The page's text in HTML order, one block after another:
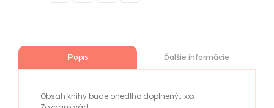
Popis Ďalšie informácie
Obsah knihy bude onedlho doplnený… xxx